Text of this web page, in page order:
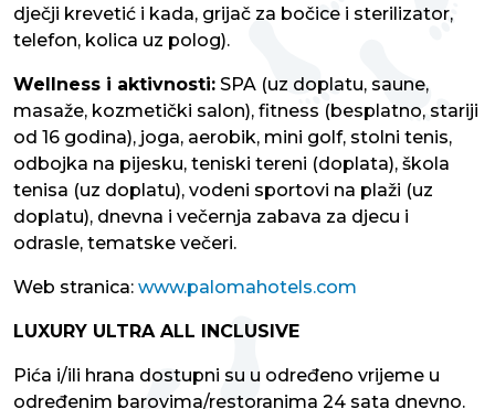
dječji krevetić i kada, grijač za bočice i sterilizator,
telefon, kolica uz polog).
Wellness i aktivnosti: SPA (uz doplatu, saune,
masaže, kozmetički salon), fitness (besplatno, stariji
od 16 godina), joga, aerobik, mini golf, stolni tenis,
odbojka na pijesku, teniski tereni (doplata), škola
tenisa (uz doplatu), vodeni sportovi na plaži (uz
doplatu), dnevna i večernja zabava za djecu i
odrasle, tematske večeri.
Web stranica: www.palomahotels.com
LUXURY ULTRA ALL INCLUSIVE
Pića i/ili hrana dostupni su u određeno vrijeme u
određenim barovima/restoranima 24 sata dnevno.